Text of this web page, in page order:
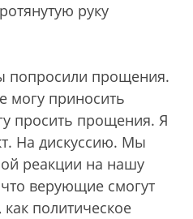
руку
попросили прощения.
могу приносить
просить прощения. Я
На дискуссию. Мы
реакции на нашу
верующие смогут
политическое